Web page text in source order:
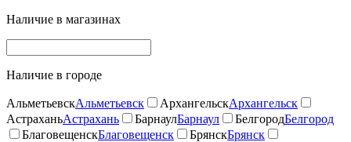
Наличие в магазинах
Наличие в городе
АльметьевскАльметьевск АрхангельскАрхангельск
АстраханьАстрахань БарнаулБарнаул БелгородБелгород
БлаговещенскБлаговещенск БрянскБрянск